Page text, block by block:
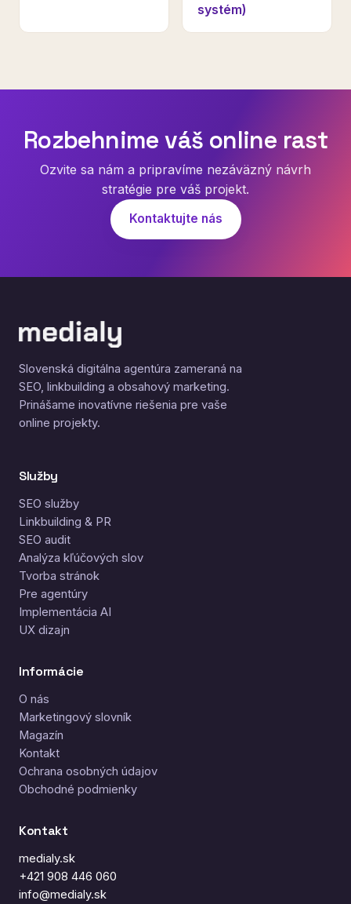
systém)
Rozbehnime váš online rast
Ozvite sa nám a pripravíme nezáväzný návrh
stratégie pre váš projekt.
Kontaktujte nás
Slovenská digitálna agentúra zameraná na
SEO, linkbuilding a obsahový marketing.
Prinášame inovatívne riešenia pre vaše
online projekty.
Služby
SEO služby
Linkbuilding & PR
SEO audit
Analýza kľúčových slov
Tvorba stránok
Pre agentúry
Implementácia AI
UX dizajn
Informácie
O nás
Marketingový slovník
Magazín
Kontakt
Ochrana osobných údajov
Obchodné podmienky
Kontakt
medialy.sk
+421 908 446 060
info@medialy.sk